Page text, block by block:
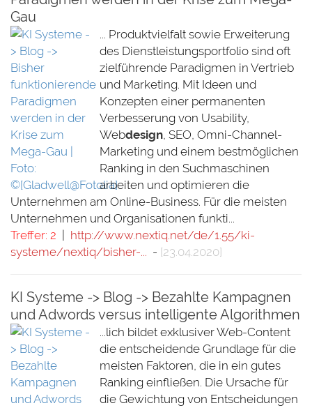
Gau
... Produktvielfalt sowie Erweiterung
des Dienstleistungsportfolio sind oft
zielführende Paradigmen in Vertrieb
und Marketing. Mit Ideen und
Konzepten einer permanenten
Verbesserung von Usability,
Webdesign, SEO, Omni-Channel-
Marketing und einem bestmöglichen
Ranking in den Suchmaschinen
arbeiten und optimieren die
Unternehmen am Online-Business. Für die meisten
Unternehmen und Organisationen funkti...
Treffer: 2
http://www.nextiq.net/de/1.55/ki-
systeme/nextiq/bisher-... - [23.04.2020]
KI Systeme -> Blog -> Bezahlte Kampagnen
und Adwords versus intelligente Algorithmen
...lich bildet exklusiver Web-Content
die entscheidende Grundlage für die
meisten Faktoren, die in ein gutes
Ranking einfließen. Die Ursache für
die Gewichtung von Entscheidungen